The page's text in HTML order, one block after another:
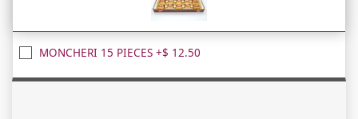
MONCHERI 15 PIECES +$ 12.50